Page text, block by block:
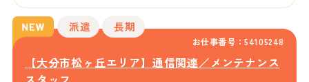
お仕事番号：54105248
派遣 長期
【大分市松ヶ丘エリア】通信関連／メンテナンス